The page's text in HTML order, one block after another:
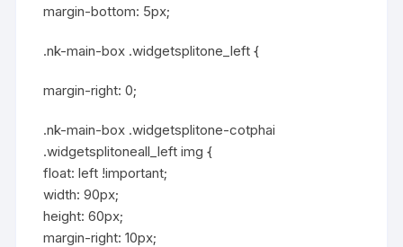
margin-bottom: 5px;
.nk-main-box .widgetsplitone_left {
margin-right: 0;
.nk-main-box .widgetsplitone-cotphai
.widgetsplitoneall_left img {
float: left !important;
width: 90px;
height: 60px;
margin-right: 10px;